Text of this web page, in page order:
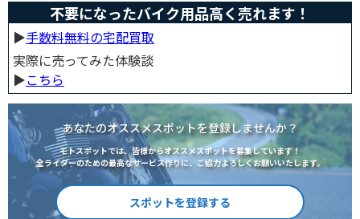
す。薄毛が気になるライダーの方はぜひ最後までご覧く
ださい。モトスポットヘルメットで禿げ
不要になったバイク用品高く売れます！
▶︎手数料無料の宅配買取
実際に売ってみた体験談
▶︎こちら
あなたのオススメスポットを登録しませんか？
モトスポットでは、皆様からオススメスポットを募集しています！
全ライダーのための最高なサービス作りに、ご協力よろしくお願いいたします。
スポットを登録する